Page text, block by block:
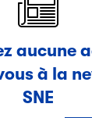
aucune
à la
SNE